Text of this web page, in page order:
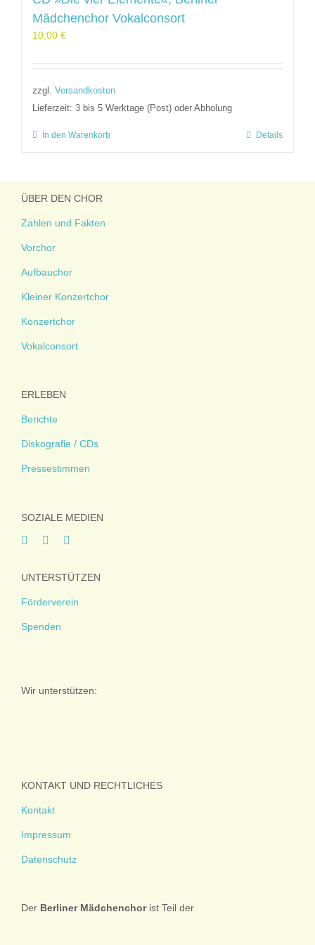
Mädchenchor Vokalconsort
10,00 €
zzgl. Versandkosten
Lieferzeit: 3 bis 5 Werktage (Post) oder Abholung
In den Warenkorb Details
ÜBER DEN CHOR
Zahlen und Fakten
Vorchor
Aufbauchor
Kleiner Konzertchor
Konzertchor
Vokalconsort
ERLEBEN
Berichte
Diskografie / CDs
Pressestimmen
SOZIALE MEDIEN
UNTERSTÜTZEN
Förderverein
Spenden
Wir unterstützen:
KONTAKT UND RECHTLICHES
Kontakt
Impressum
Datenschutz
Der Berliner Mädchenchorist Teil der